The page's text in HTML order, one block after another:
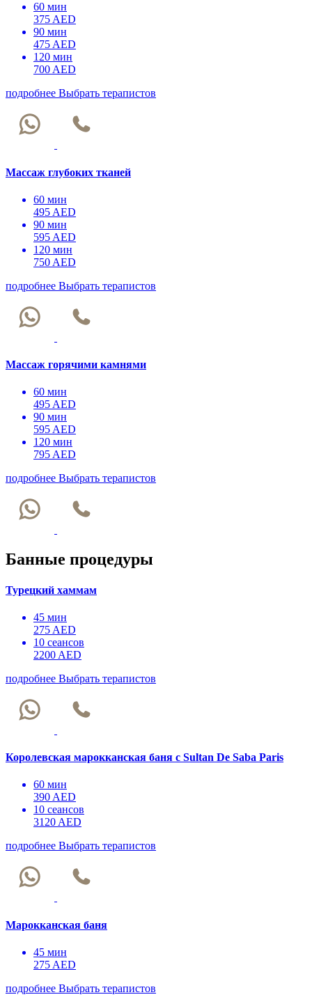
60 мин
375 AED
90 мин
475 AED
120 мин
700 AED
подробнее Выбрать терапистов
Массаж глубоких тканей
60 мин
495 AED
90 мин
595 AED
120 мин
750 AED
подробнее Выбрать терапистов
Массаж горячими камнями
60 мин
495 AED
90 мин
595 AED
120 мин
795 AED
подробнее Выбрать терапистов
Банные процедуры
Турецкий хаммам
45 мин
275 AED
10 сеансов
2200 AED
подробнее Выбрать терапистов
Королевская марокканская баня с Sultan De Saba Paris
60 мин
390 AED
10 сеансов
3120 AED
подробнее Выбрать терапистов
Марокканская баня
45 мин
275 AED
подробнее Выбрать терапистов